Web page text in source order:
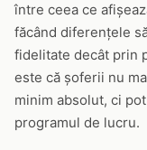
între ceea ce
făcând diferențele
fidelitate decât prin
este că șoferii nu
minim absolut, ci
programul de lucru.